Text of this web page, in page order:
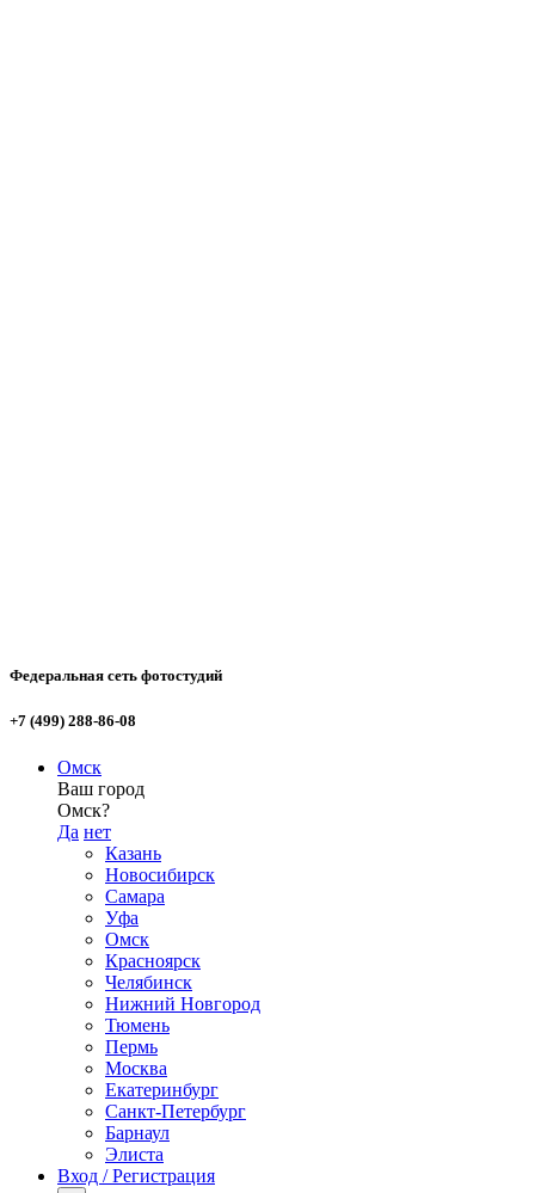
Федеральная сеть фотостудий
+7 (499) 288-86-08
Омск
Ваш город
Омск?
Да нет
Казань
Новосибирск
Самара
Уфа
Омск
Красноярск
Челябинск
Нижний Новгород
Тюмень
Пермь
Москва
Екатеринбург
Санкт-Петербург
Барнаул
Элиста
Вход / Регистрация